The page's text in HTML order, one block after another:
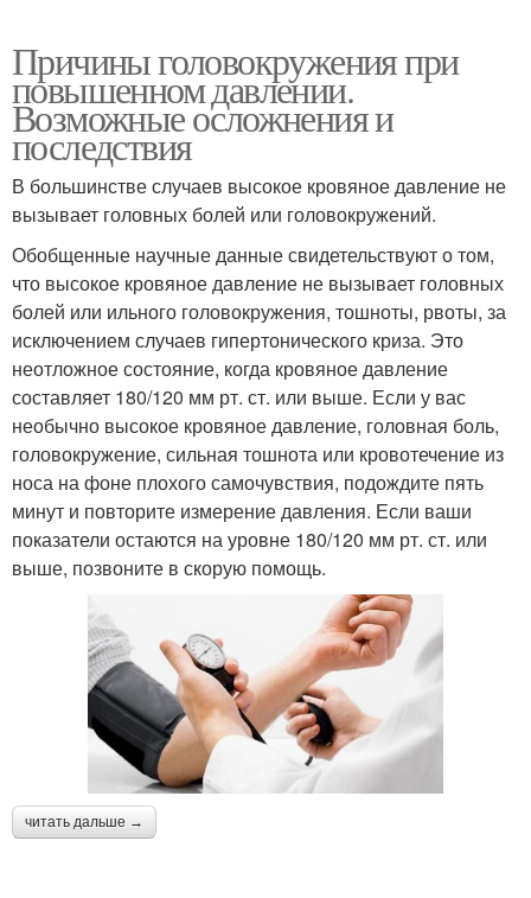
Причины головокружения при
повышенном давлении.
Возможные осложнения и
последствия
В большинстве случаев высокое кровяное давление не
вызывает головных болей или головокружений.
Обобщенные научные данные свидетельствуют о том,
что высокое кровяное давление не вызывает головных
болей или ильного головокружения, тошноты, рвоты, за
исключением случаев гипертонического криза. Это
неотложное состояние, когда кровяное давление
составляет 180/120 мм рт. ст. или выше. Если у вас
необычно высокое кровяное давление, головная боль,
головокружение, сильная тошнота или кровотечение из
носа на фоне плохого самочувствия, подождите пять
минут и повторите измерение давления. Если ваши
показатели остаются на уровне 180/120 мм рт. ст. или
выше, позвоните в скорую помощь.
читать дальше →